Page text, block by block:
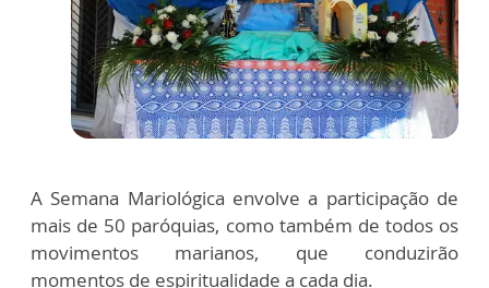
A Semana Mariológica envolve a participação de
mais de 50 paróquias, como também de todos os
movimentos marianos, que conduzirão
momentos de espiritualidade a cada dia.